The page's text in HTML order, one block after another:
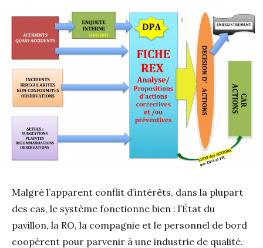
Malgré l’apparent conflit d’intérêts, dans la plupart
des cas, le système fonctionne bien : l’État du
pavillon, la RO, la compagnie et le personnel de bord
coopèrent pour parvenir à une industrie de qualité.